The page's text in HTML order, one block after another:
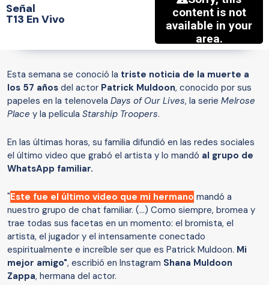
Señal
T13 En Vivo
Esta semana se conoció la triste noticia de la muerte a
los 57 años del actor Patrick Muldoon, conocido por sus
papeles en la telenovela Days of Our Lives, la serie Melrose
Place y la película Starship Troopers.
En las últimas horas, su familia difundió en las redes sociales
el último video que grabó el artista y lo mandó al grupo de
WhatsApp familiar.
"Este fue el último video que mi hermano mandó a
nuestro grupo de chat familiar. (...) Como siempre, bromea y
trae todas sus facetas en un momento: el bromista, el
artista, el jugador y el intensamente conectado
espiritualmente e increíble ser que es Patrick Muldoon. Mi
mejor amigo", escribió en Instagram Shana Muldoon
Zappa, hermana del actor.